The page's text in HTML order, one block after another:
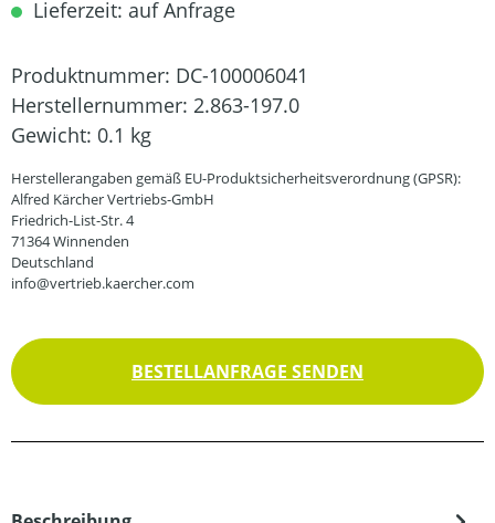
Lieferzeit: auf Anfrage
Produktnummer: DC-100006041
Herstellernummer: 2.863-197.0
Gewicht: 0.1 kg
Herstellerangaben gemäß EU-Produktsicherheitsverordnung (GPSR):
Alfred Kärcher Vertriebs-GmbH
Friedrich-List-Str. 4
71364 Winnenden
Deutschland
info@vertrieb.kaercher.com
BESTELLANFRAGE SENDEN